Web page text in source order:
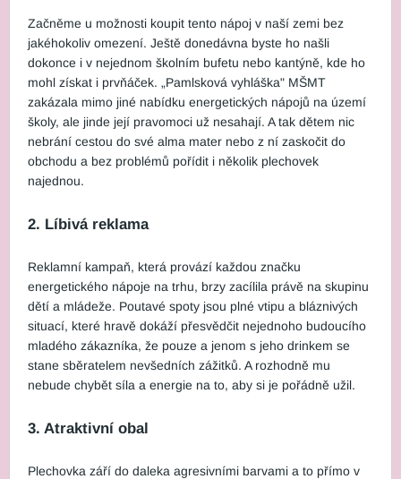
Začněme u možnosti koupit tento nápoj v naší zemi bez
jakéhokoliv omezení. Ještě donedávna byste ho našli
dokonce i v nejednom školním bufetu nebo kantýně, kde ho
mohl získat i prvňáček. „Pamlsková vyhláška" MŠMT
zakázala mimo jiné nabídku energetických nápojů na území
školy, ale jinde její pravomoci už nesahají. A tak dětem nic
nebrání cestou do své alma mater nebo z ní zaskočit do
obchodu a bez problémů pořídit i několik plechovek
najednou.
2. Líbivá reklama
Reklamní kampaň, která provází každou značku
energetického nápoje na trhu, brzy zacílila právě na skupinu
dětí a mládeže. Poutavé spoty jsou plné vtipu a bláznivých
situací, které hravě dokáží přesvědčit nejednoho budoucího
mladého zákazníka, že pouze a jenom s jeho drinkem se
stane sběratelem nevšedních zážitků. A rozhodně mu
nebude chybět síla a energie na to, aby si je pořádně užil.
3. Atraktivní obal
Plechovka září do daleka agresivními barvami a to přímo v